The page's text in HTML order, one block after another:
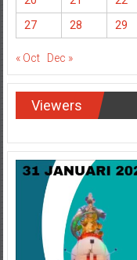
27
28 29
« Oct Dec »
Viewers